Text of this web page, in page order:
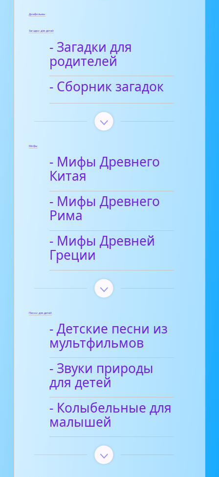
Диафильмы
Загадки для детей
- Загадки для
родителей
- Сборник загадок
Мифы
- Мифы Древнего
Китая
- Мифы Древнего
Рима
- Мифы Древней
Греции
Песни для детей
- Детские песни из
мультфильмов
- Звуки природы
для детей
- Колыбельные для
малышей